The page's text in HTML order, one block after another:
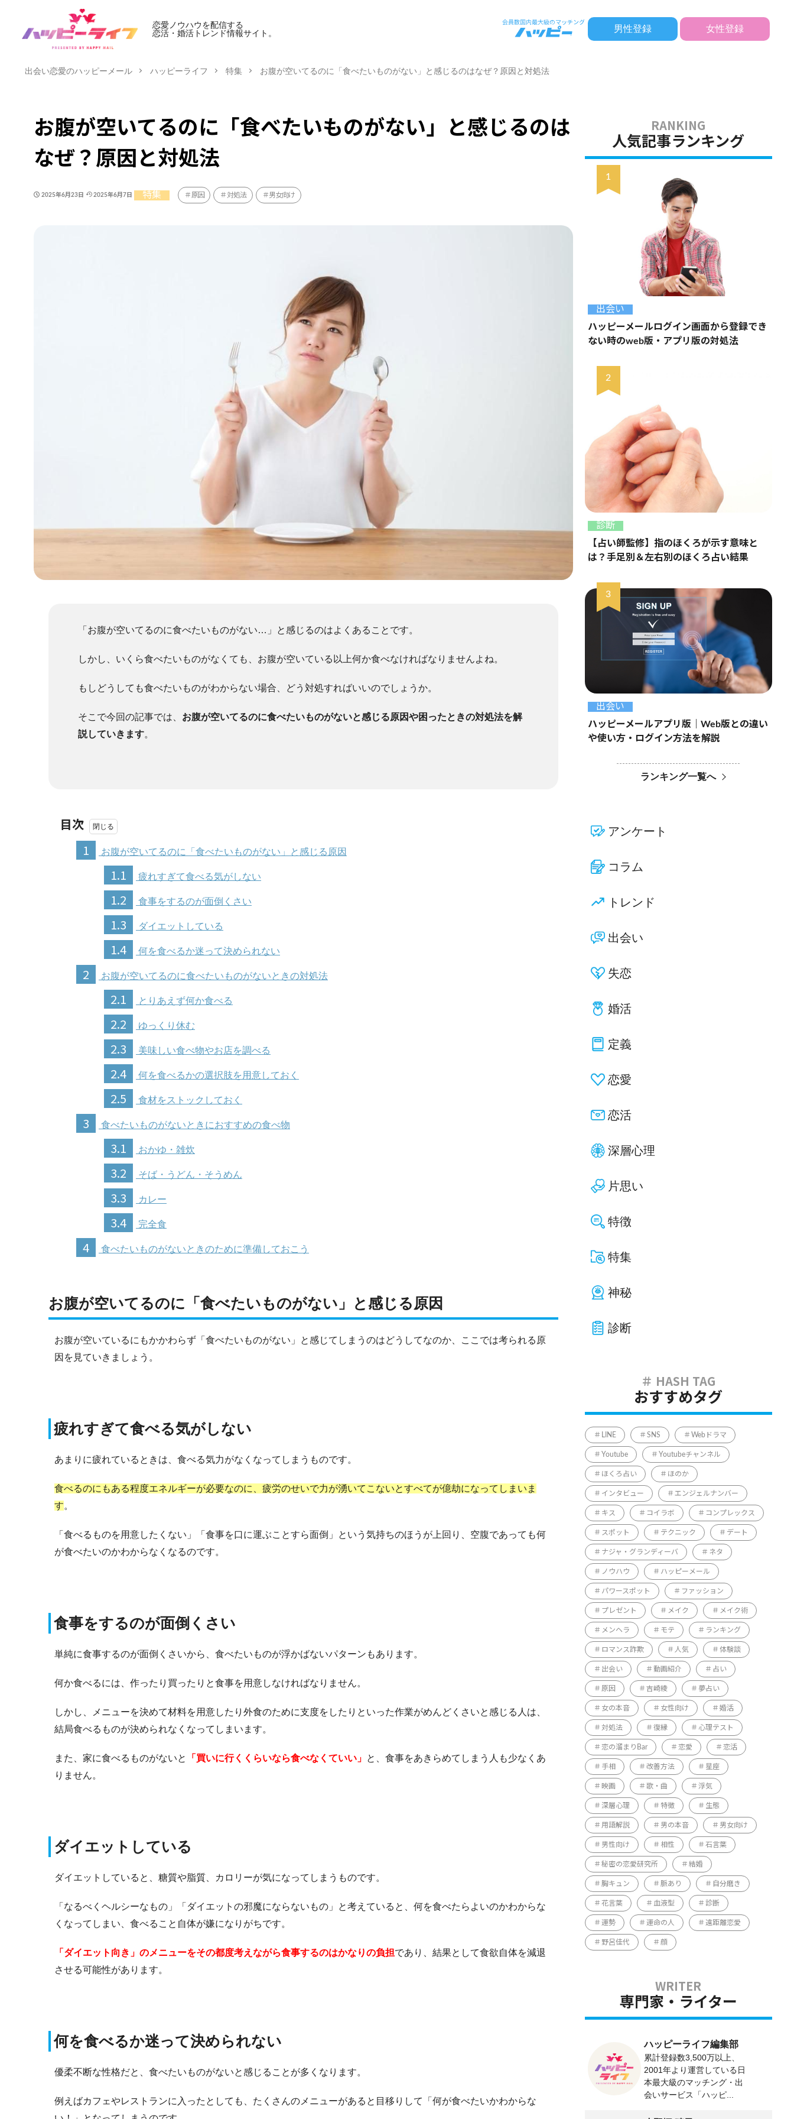
恋愛ノウハウを配信する
恋活・婚活トレンド情報サイト。
男性登録 女性登録
出会い恋愛のハッピーメール ハッピーライフ 特集 お腹が空いてるのに「食べたいものがない」と感じるのはなぜ？原因と対処法
お腹が空いてるのに「食べたいものがない」と感じるのは
なぜ？原因と対処法
2025年6月23日 2025年6月7日 特集 原因 対処法 男女向け
「お腹が空いてるのに食べたいものがない…」と感じるのはよくあることです。
しかし、いくら食べたいものがなくても、お腹が空いている以上何か食べなければなりませんよね。
もしどうしても食べたいものがわからない場合、どう対処すればいいのでしょうか。
そこで今回の記事では、 お腹が空いてるのに食べたいものがないと感じる原因や困ったときの対処法を解
説していきます。
目次
1
お腹が空いてるのに「食べたいものがない」と感じる原因
1.1 疲れすぎて食べる気がしない
1.2 食事をするのが面倒くさい
1.3 ダイエットしている
1.4 何を食べるか迷って決められない
2 お腹が空いてるのに食べたいものがないときの対処法
2.1 とりあえず何か食べる
2.2 ゆっくり休む
2.3 美味しい食べ物やお店を調べる
2.4 何を食べるかの選択肢を用意しておく
2.5 食材をストックしておく
3 食べたいものがないときにおすすめの食べ物
3.1 おかゆ・雑炊
3.2 そば・うどん・そうめん
3.3 カレー
3.4 完全食
4 食べたいものがないときのために準備しておこう
お腹が空いてるのに「食べたいものがない」と感じる原因
お腹が空いているにもかかわらず「食べたいものがない」と感じてしまうのはどうしてなのか、ここでは考られる原
因を見ていきましょう。
疲れすぎて食べる気がしない
あまりに疲れているときは、食べる気力がなくなってしまうものです。
食べるのにもある程度エネルギーが必要なのに、疲労のせいで力が湧いてこないとすべてが億劫になってしまいま
す。
「食べるものを用意したくない」「食事を口に運ぶことすら面倒」という気持ちのほうが上回り、空腹であっても何
が食べたいのかわからなくなるのです。
食事をするのが面倒くさい
単純に食事するのが面倒くさいから、食べたいものが浮かばないパターンもあります。
何か食べるには、作ったり買ったりと食事を用意しなければなりません。
しかし、メニューを決めて材料を用意したり外食のために支度をしたりといった作業がめんどくさいと感じる人は、
結局食べるものが決められなくなってしまいます。
また、家に食べるものがないと 「買いに行くくらいなら食べなくていい」 と、食事をあきらめてしまう人も少なくあ
りません。
ダイエットしている
ダイエットしていると、糖質や脂質、カロリーが気になってしまうものです。
「なるべくヘルシーなもの」「ダイエットの邪魔にならないもの」と考えていると、何を食べたらよいのかわからな
くなってしまい、食べること自体が嫌になりがちです。
「ダイエット向き」のメニューをその都度考えながら食事するのはかなりの負担であり、結果として食欲自体を減退
させる可能性があります。
何を食べるか迷って決められない
優柔不断な性格だと、食べたいものがないと感じることが多くなります。
例えばカフェやレストランに入ったとしても、たくさんのメニューがあると目移りして「何が食べたいかわからな
人気記事ランキング
出会い
ハッピーメールログイン画面から登録でき
ない時のweb版・アプリ版の対処法
診断
【占い師監修】指のほくろが示す意味と
は？手足別＆左右別のほくろ占い結果
出会い
ハッピーメールアプリ版｜Web版との違い
や使い方・ログイン方法を解説
ランキング一覧へ
アンケート
コラム
トレンド
出会い
失恋
婚活
定義
恋愛
恋活
深層心理
片思い
特徴
特集
神秘
診断
おすすめタグ
LINE SNS Webドラマ
Youtube Youtubeチャンネル
ほくろ占い ほのか
インタビュー エンジェルナンバー
キス コイラボ コンプレックス
スポット テクニック デート
ナジャ・グランディーバ ネタ
ノウハウ ハッピーメール
パワースポット ファッション
プレゼント メイク メイク術
メンヘラ モテ ランキング
ロマンス詐欺 人気 体験談
出会い 動画紹介 占い
原因 吉崎綾 夢占い
女の本音 女性向け 婚活
対処法 復縁 心理テスト
恋の溜まりBar 恋愛 恋活
手相 改善方法 星座
映画 歌・曲 浮気
深層心理 特徴 生態
用語解説 男の本音 男女向け
男性向け 相性 石言葉
秘密の恋愛研究所 結婚
胸キュン 脈あり 自分磨き
花言葉 血液型 診断
運勢 運命の人 遠距離恋愛
野呂佳代 顔
専門家・ライター
ハッピーライフ編集部
累計登録数3,500万以上、
2001年より運営している日
本最大級のマッチング・出
会いサービス「ハッピ...